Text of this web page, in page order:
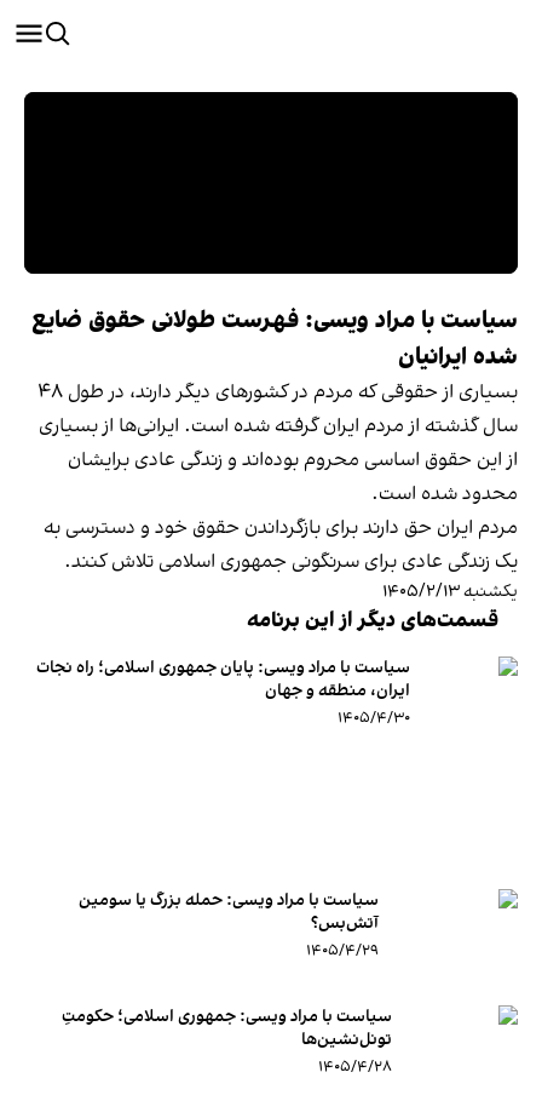
سیاست با مراد ویسی: فهرست طولانی حقوق ضایع
شده ایرانیان
بسیاری از حقوقی که مردم در کشورهای دیگر دارند، در طول ۴۸
سال گذشته از مردم ایران گرفته شده است. ایرانی‌ها از بسیاری
از این حقوق اساسی محروم بوده‌اند و زندگی عادی برایشان
محدود شده است.
مردم ایران حق دارند برای بازگرداندن حقوق خود و دسترسی به
یک زندگی عادی برای سرنگونی جمهوری اسلامی تلاش کنند.
یکشنبه ۱۴۰۵/۲/۱۳
قسمت‌های دیگر از این برنامه
سیاست با مراد ویسی: پایان جمهوری اسلامی؛ راه نجات
ایران، منطقه و جهان
۱۴۰۵/۴/۳۰
سیاست با مراد ویسی: حمله بزرگ یا سومین
آتش‌بس؟
۱۴۰۵/۴/۲۹
سیاست با مراد ویسی: جمهوری اسلامی؛ حکومتِ
تونل‌نشین‌ها
۱۴۰۵/۴/۲۸